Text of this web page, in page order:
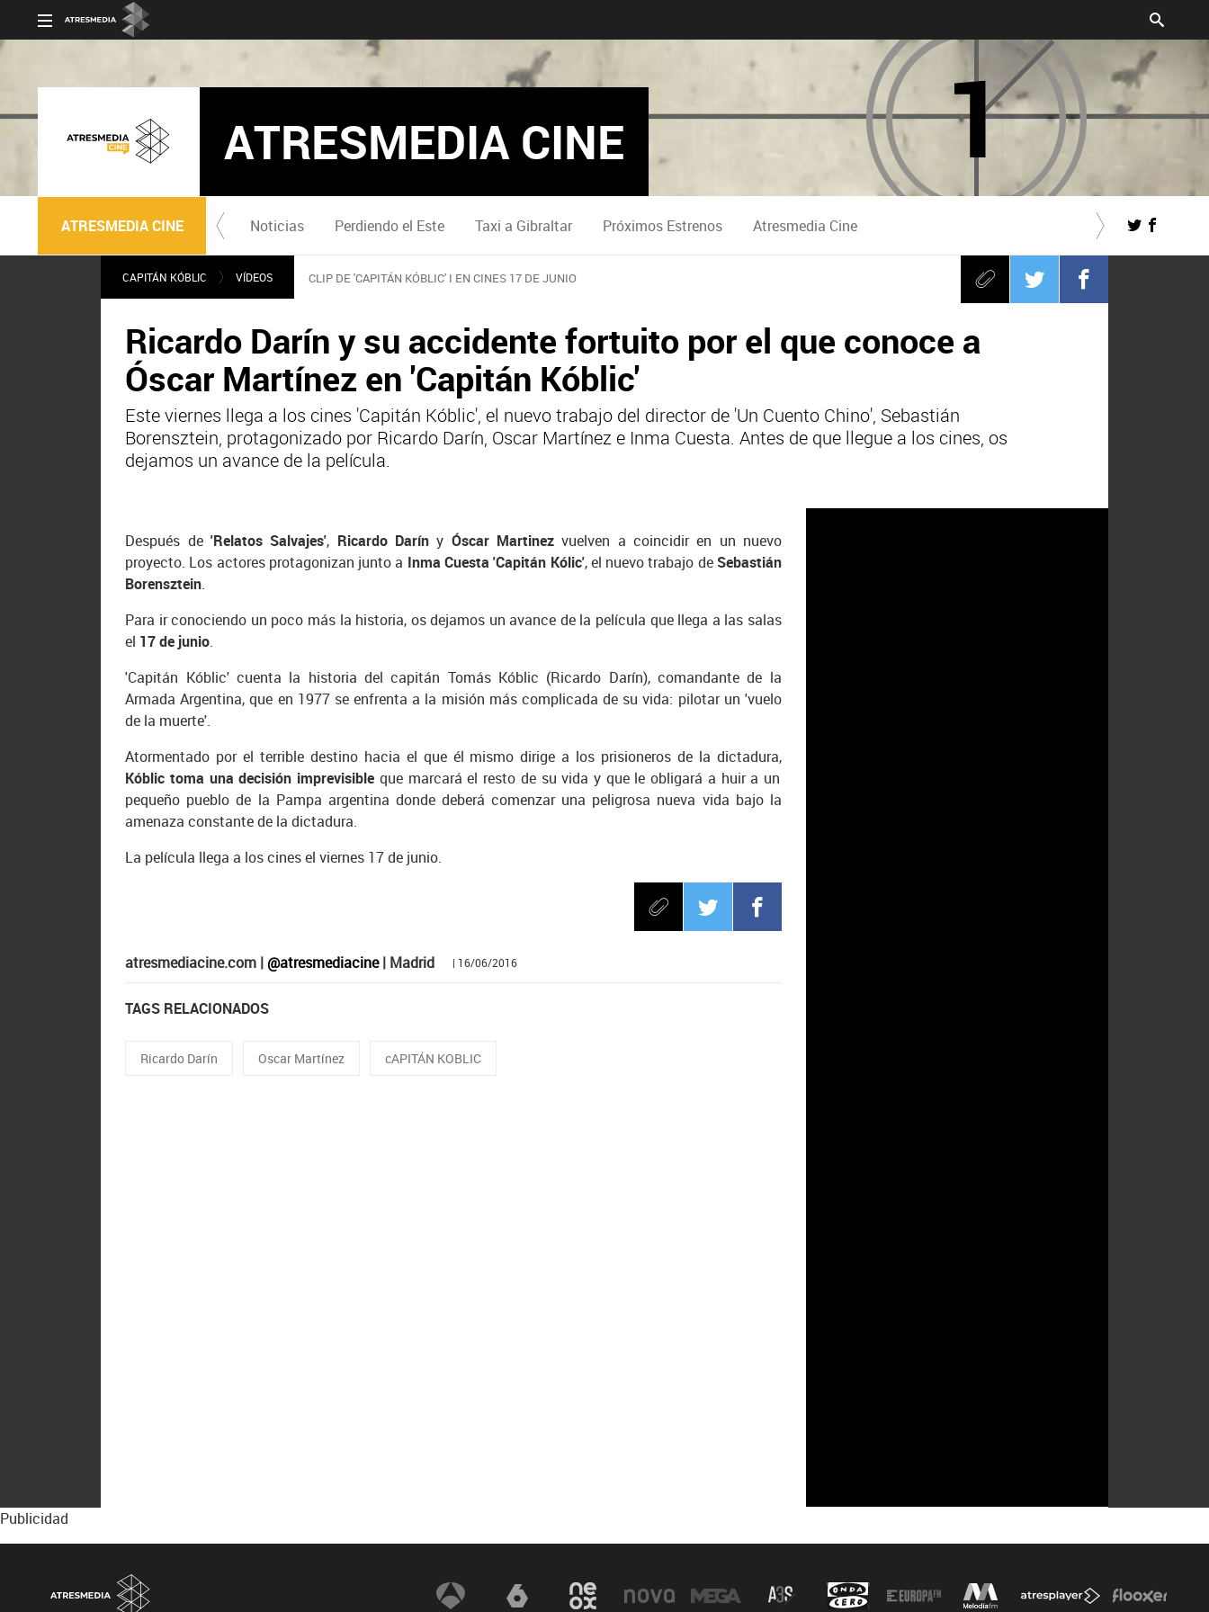
ATRESMEDIA CINE
ATRESMEDIA CINE Noticias Perdiendo el Este Taxi a Gibraltar Próximos Estrenos Atresmedia Cine
CAPITÁN KÓBLIC VÍDEOS CLIP DE 'CAPITÁN KÓBLIC' I EN CINES 17 DE JUNIO
Ricardo Darín y su accidente fortuito por el que conoce a
Óscar Martínez en 'Capitán Kóblic'
Este viernes llega a los cines 'Capitán Kóblic', el nuevo trabajo del director de 'Un Cuento Chino', Sebastián
Borensztein, protagonizado por Ricardo Darín, Oscar Martínez e Inma Cuesta. Antes de que llegue a los cines, os
dejamos un avance de la película.
Después de 'Relatos Salvajes', Ricardo Daríny Óscar Martinezvuelven a coincidir en un nuevo
proyecto. Los actores protagonizan junto a Inma Cuesta 'Capitán Kólic', el nuevo trabajo de Sebastián
Borensztein.
Para ir conociendo un poco más la historia, os dejamos un avance de la película que llega a las salas
el 17 de junio.
'Capitán Kóblic' cuenta la historia del capitán Tomás Kóblic (Ricardo Darín), comandante de la
Armada Argentina, que en 1977 se enfrenta a la misión más complicada de su vida: pilotar un 'vuelo
de la muerte'.
Atormentado por el terrible destino hacia el que él mismo dirige a los prisioneros de la dictadura,
Kóblic toma una decisión imprevisible que marcará el resto de su vida y que le obligará a huir a un
pequeño pueblo de la Pampa argentina donde deberá comenzar una peligrosa nueva vida bajo la
amenaza constante de la dictadura.
La película llega a los cines el viernes 17 de junio.
atresmediacine.com |@atresmediacine| Madrid | 16/06/2016
TAGS RELACIONADOS
Ricardo Darín Oscar Martínez cAPITÁN KOBLIC
Publicidad